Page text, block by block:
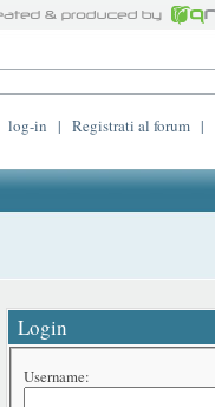
log-in | Registrati al forum |
Login
Username: